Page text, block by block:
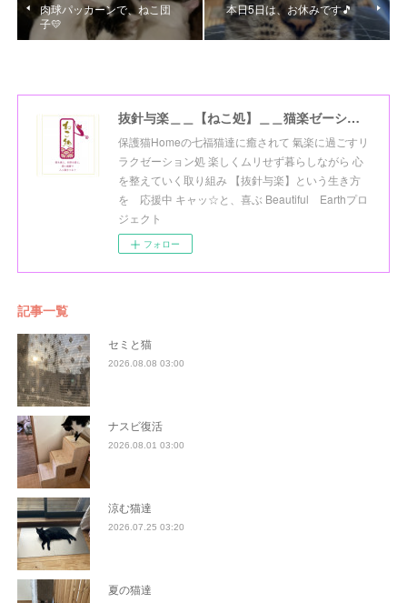
肉球パッカーンで、ねこ団
子💛
本日5日は、お休みです🎵
抜針与楽＿＿【ねこ処】＿＿猫楽ゼーションHome☆
保護猫Homeの七福猫達に癒されて 氣楽に過ごすリ
ラクゼーション処 楽しくムリせず暮らしながら 心
を整えていく取り組み 【抜針与楽】という生き方
を 応援中 キャッ☆と、喜ぶ Beautiful Earthプロ
ジェクト
フォロー
記事一覧
セミと猫
2026.08.08 03:00
ナスビ復活
2026.08.01 03:00
涼む猫達
2026.07.25 03:20
夏の猫達